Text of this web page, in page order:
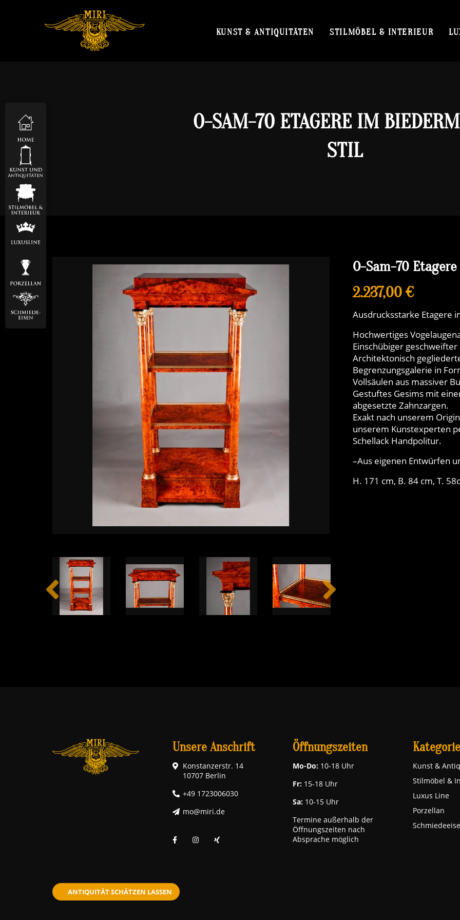
KUNST & ANTIQUITÄTEN STILMÖBEL & INTERIEUR
O-SAM-70 ETAGERE IM
STIL
O-Sam-70
2.237,00 €
Ausdrucksstarke Etagere
Hochwertiges
Einschübiger
Architektonisch
Begrenzungsgalerie in
Vollsäulen aus massiver
Gestuftes Gesims mit
abgesetzte Zahnzargen.
Exakt nach unserem
unserem Kunstexperten
Schellack Handpolitur.
–Aus eigenen Entwürfen
H. 171 cm, B. 84 cm, T.
Unsere Anschrift
Konstanzerstr. 14
10707 Berlin
+49 1723006030
mo@miri.de
Öffnungszeiten
Mo-Do: 10-18 Uhr
Fr: 15-18 Uhr
Sa: 10-15 Uhr
Termine außerhalb der
Öffnungszeiten nach
Absprache möglich
Kunst &
Stilmöbel &
Luxus Line
Porzellan
ANTIQUITÄT SCHÄTZEN LASSEN